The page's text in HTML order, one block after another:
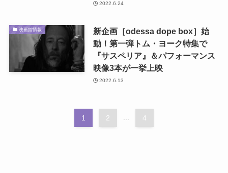
2022.6.24
映画館情報
新企画［odessa dope box］始
動！第一弾トム・ヨーク特集で
『サスペリア』＆パフォーマンス
映像3本が一挙上映
2022.6.13
1 2 4